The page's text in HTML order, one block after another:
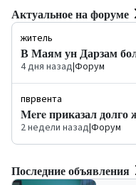
Актуальное на форуме
житель
В Маям ун Дарзам
4 дня назад|Форум
пврвента
Mere приказал долго
2 недели назад|Форум
Последние объявления